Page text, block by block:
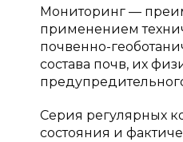
Мониторинг —
применением
почвенно-
состава почв, их
Серия регулярных
состояния и